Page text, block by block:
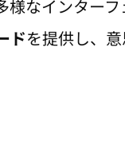
なインターフ
ドを提供し、意